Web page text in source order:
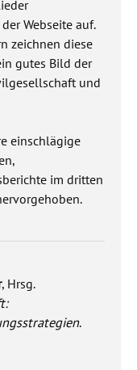
Webseite auf.
zeichnen diese
gutes Bild der
und
einschlägige
im dritten
, Hrsg.
.